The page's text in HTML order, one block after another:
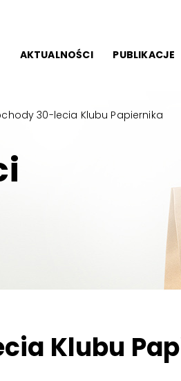
AKTUALNOŚCI PUBLIKACJE
30-lecia Klubu Papiernika
Klubu